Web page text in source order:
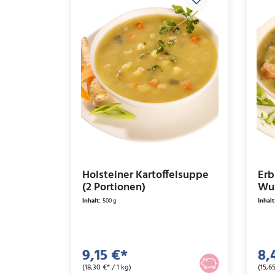
Holsteiner Kartoffelsuppe
(2 Portionen)
Inhalt:500 g
9,15 €*
(18,30 €* / 1 kg)